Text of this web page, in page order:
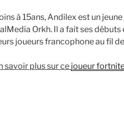
à 15ans, Andilex est un
Orkh. Il a fait ses
joueurs francophone au fil
savoir plus sur ce joueur